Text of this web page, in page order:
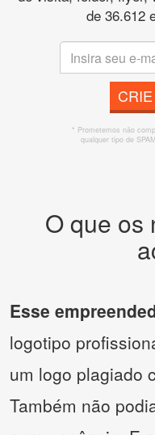
de 36.612
* Prometemos não
qualquer tipo de
O que os
Esse
logotipo
um logo plagiado
Também não